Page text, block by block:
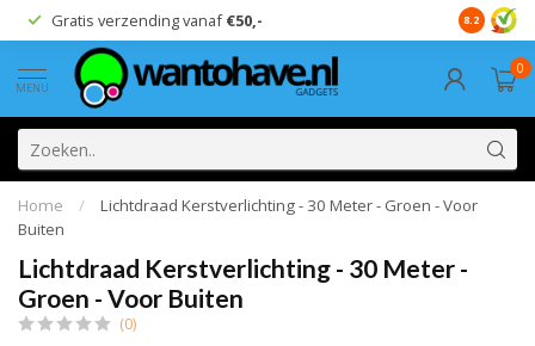
Gratis verzending vanaf€50,- Breed
8.2
MENU
0
Home /
Lichtdraad Kerstverlichting - 30 Meter - Groen - Voor
Buiten
Lichtdraad Kerstverlichting - 30 Meter -
Groen - Voor Buiten
(0)